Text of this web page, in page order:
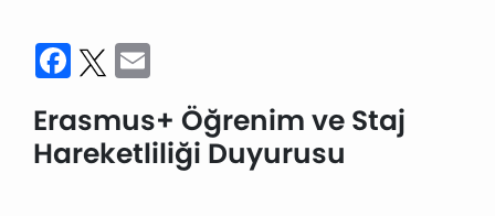
Facebook
Twitter
Erasmus+ Öğrenim ve Staj
Hareketliliği Duyurusu